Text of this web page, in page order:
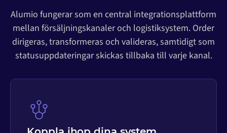
Alumio fungerar som en central integrationsplattform
mellan försäljningskanaler och logistiksystem. Order
dirigeras, transformeras och valideras, samtidigt som
statusuppdateringar skickas tillbaka till varje kanal.